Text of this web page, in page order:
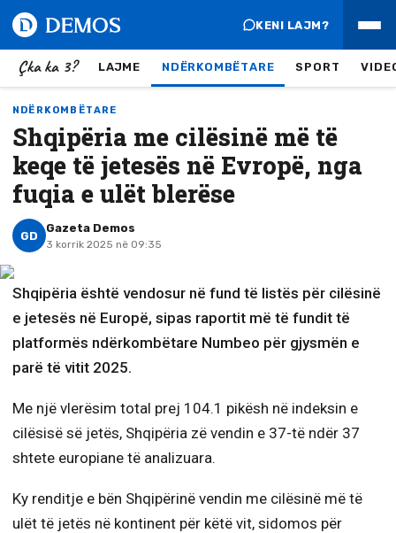
KENI LAJM?
Çka ka 3? LAJME NDËRKOMBËTARE SPORT
NDËRKOMBËTARE
Shqipëria me cilësinë më të
keqe të jetesës në Evropë, nga
fuqia e ulët blerëse
GD
Gazeta Demos
3 korrik 2025 në 09:35
Shqipëria është vendosur në fund të listës për cilësinë
e jetesës në Europë, sipas raportit më të fundit të
platformës ndërkombëtare Numbeo për gjysmën e
parë të vitit 2025.
Me një vlerësim total prej 104.1 pikësh në indeksin e
cilësisë së jetës, Shqipëria zë vendin e 37-të ndër 37
shtete europiane të analizuara.
Ky renditje e bën Shqipërinë vendin me cilësinë më të
ulët të jetës në kontinent për këtë vit, sidomos për